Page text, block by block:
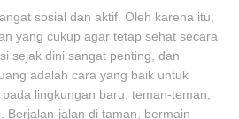
sosial dan aktif. Oleh karena itu,
yang cukup agar tetap sehat secara
sejak dini sangat penting, dan
adalah cara yang baik untuk
lingkungan baru, teman-teman,
Berjalan-jalan di taman, bermain